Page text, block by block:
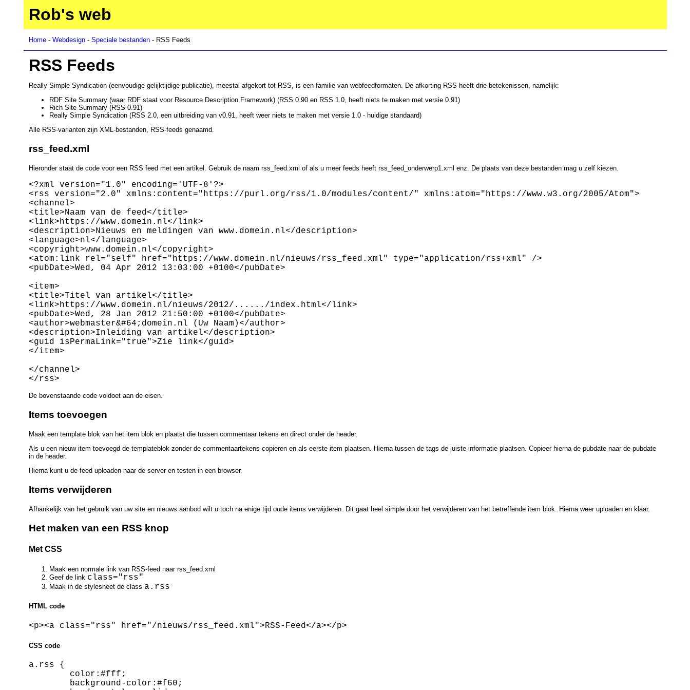
Rob's web
Home- Webdesign- Speciale bestanden- RSS Feeds
RSS Feeds
Really Simple Syndication (eenvoudige gelijktijdige publicatie), meestal afgekort tot RSS, is een familie van webfeedformaten. De afkorting RSS heeft drie betekenissen, namelijk:
RDF Site Summary (waar RDF staat voor Resource Description Framework) (RSS 0.90 en RSS 1.0, heeft niets te maken met versie 0.91)
Rich Site Summary (RSS 0.91)
Really Simple Syndication (RSS 2.0, een uitbreiding van v0.91, heeft weer niets te maken met versie 1.0 - huidige standaard)
Alle RSS-varianten zijn XML-bestanden, RSS-feeds genaamd.
rss_feed.xml
Hieronder staat de code voor een RSS feed met een artikel. Gebruik de naam rss_feed.xml of als u meer feeds heeft rss_feed_onderwerp1.xml enz. De plaats van deze bestanden mag u zelf kiezen.
<?xml version="1.0" encoding='UTF-8'?>
<rss version="2.0" xmlns:content="https://purl.org/rss/1.0/modules/content/" xmlns:atom="https://www.w3.org/2005/Atom">
<channel>
<title>Naam van de feed</title>
<link>https://www.domein.nl</link>
<description>Nieuws en meldingen van www.domein.nl</description>
<language>nl</language>
<copyright>www.domein.nl</copyright>
<atom:link rel="self" href="https://www.domein.nl/nieuws/rss_feed.xml" type="application/rss+xml" />
<pubDate>Wed, 04 Apr 2012 13:03:00 +0100</pubDate>
<item>
<title>Titel van artikel</title>
<link>https://www.domein.nl/nieuws/2012/....../index.html</link>
<pubDate>Wed, 28 Jan 2012 21:50:00 +0100</pubDate>
<author>webmaster&#64;domein.nl (Uw Naam)</author>
<description>Inleiding van artikel</description>
<guid isPermaLink="true">Zie link</guid>
</item>
</channel>
De bovenstaande code voldoet aan de eisen.
Items toevoegen
Maak een template blok van het item blok en plaatst die tussen commentaar tekens en direct onder de header.
Als u een nieuw item toevoegd de templateblok zonder de commentaartekens copieren en als eerste item plaatsen. Hierna tussen de tags de juiste informatie plaatsen. Copieer hierna de pubdate naar de pubdate
in de header.
Hierna kunt u de feed uploaden naar de server en testen in een browser.
Items verwijderen
Afhankelijk van het gebruik van uw site en nieuws aanbod wilt u toch na enige tijd oude items verwijderen. Dit gaat heel simple door het verwijderen van het betreffende item blok. Hierna weer uploaden en klaar.
Het maken van een RSS knop
Met CSS
Maak een normale link van RSS-feed naar rss_feed.xml
Geef de link class="rss"
Maak in de stylesheet de class a.rss
HTML code
CSS code
a.rss {